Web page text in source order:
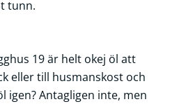
tunn.
19 är helt okej öl att
eller till husmanskost och
igen? Antagligen inte, men